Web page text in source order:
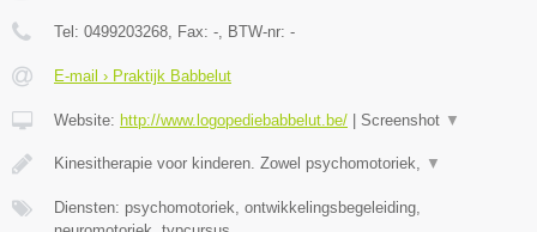
Tel: 0499203268 , Fax: - , BTW-nr: -
E-mail › Praktijk Babbelut
Website: http://www.logopediebabbelut.be/ Screenshot ▼
Kinesitherapie voor kinderen. Zowel psychomotoriek, ▼
Diensten: psychomotoriek, ontwikkelingsbegeleiding,